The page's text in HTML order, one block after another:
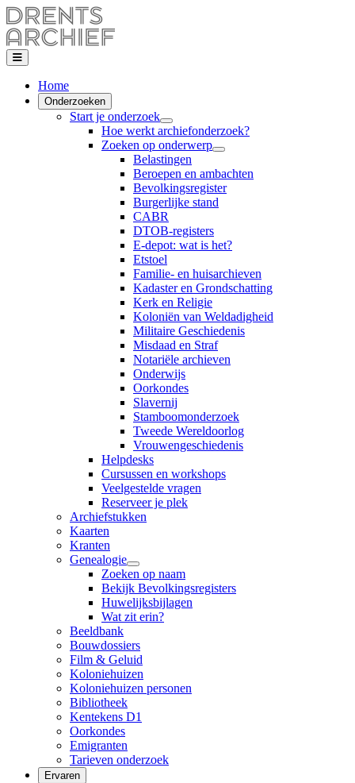
Home
Onderzoeken
Start je onderzoek
Hoe werkt archiefonderzoek?
Zoeken op onderwerp
Belastingen
Beroepen en ambachten
Bevolkingsregister
Burgerlijke stand
CABR
DTOB-registers
E-depot: wat is het?
Etstoel
Familie- en huisarchieven
Kadaster en Grondschatting
Kerk en Religie
Koloniën van Weldadigheid
Militaire Geschiedenis
Misdaad en Straf
Notariële archieven
Onderwijs
Oorkondes
Slavernij
Stamboomonderzoek
Tweede Wereldoorlog
Vrouwengeschiedenis
Helpdesks
Cursussen en workshops
Veelgestelde vragen
Reserveer je plek
Archiefstukken
Kaarten
Kranten
Genealogie
Zoeken op naam
Bekijk Bevolkingsregisters
Huwelijksbijlagen
Wat zit erin?
Beeldbank
Bouwdossiers
Film & Geluid
Koloniehuizen
Koloniehuizen personen
Bibliotheek
Kentekens D1
Oorkondes
Emigranten
Tarieven onderzoek
Ervaren